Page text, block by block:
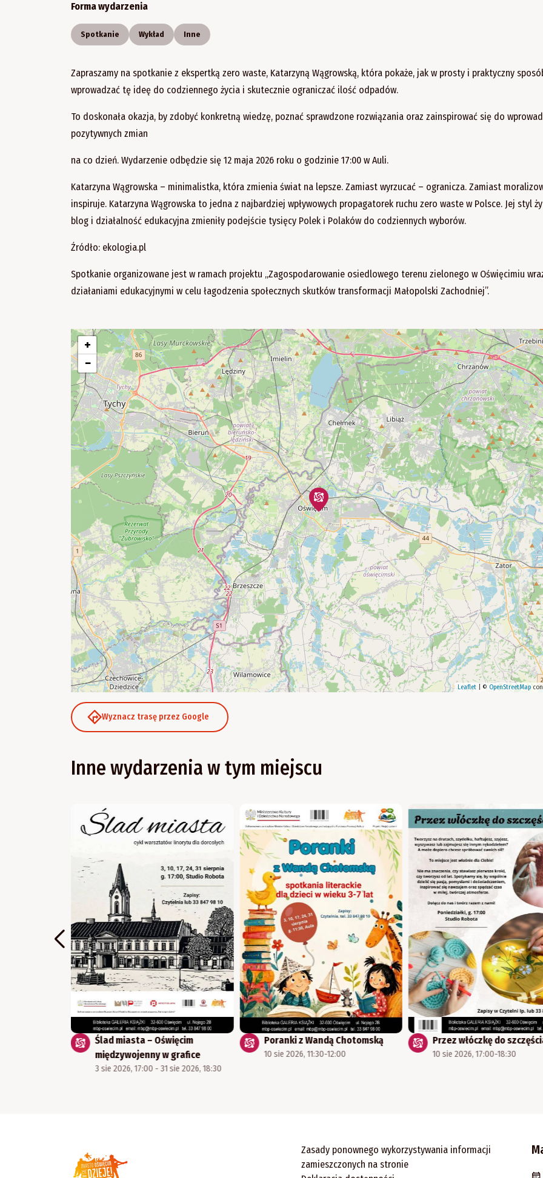
Forma wydarzenia
Spotkanie Wykład Inne
Zapraszamy na spotkanie z ekspertką zero waste, Katarzyną Wągrowską, która pokaże, jak w prosty i praktyczny
wprowadzać tę ideę do codziennego życia i skutecznie ograniczać ilość odpadów.
To doskonała okazja, by zdobyć konkretną wiedzę, poznać sprawdzone rozwiązania oraz zainspirować się do
pozytywnych zmian
na co dzień. Wydarzenie odbędzie się 12 maja 2026 roku o godzinie 17:00 w Auli.
Katarzyna Wągrowska – minimalistka, która zmienia świat na lepsze. Zamiast wyrzucać – ogranicza. Zamiast
inspiruje. Katarzyna Wągrowska to jedna z najbardziej wpływowych propagatorek ruchu zero waste w Polsce. Jej styl
blog i działalność edukacyjna zmieniły podejście tysięcy Polek i Polaków do codziennych wyborów.
Źródło: ekologia.pl
Spotkanie organizowane jest w ramach projektu „Zagospodarowanie osiedlowego terenu zielonego w Oświęcimiu
działaniami edukacyjnymi w celu łagodzenia społecznych skutków transformacji Małopolski Zachodniej”.
+
−
Leaflet © OpenStreetMap
Wyznacz trasę przez Google
Inne wydarzenia w tym miejscu
Ślad miasta – Oświęcim
międzywojenny w grafice
3 sie 2026, 17:00 - 31 sie 2026, 18:30
Poranki z Wandą Chotomską
10 sie 2026, 11:30-12:00
Przez włóczkę do
10 sie 2026, 17:00-18:30
Zasady ponownego wykorzystywania informacji
zamieszczonych na stronie